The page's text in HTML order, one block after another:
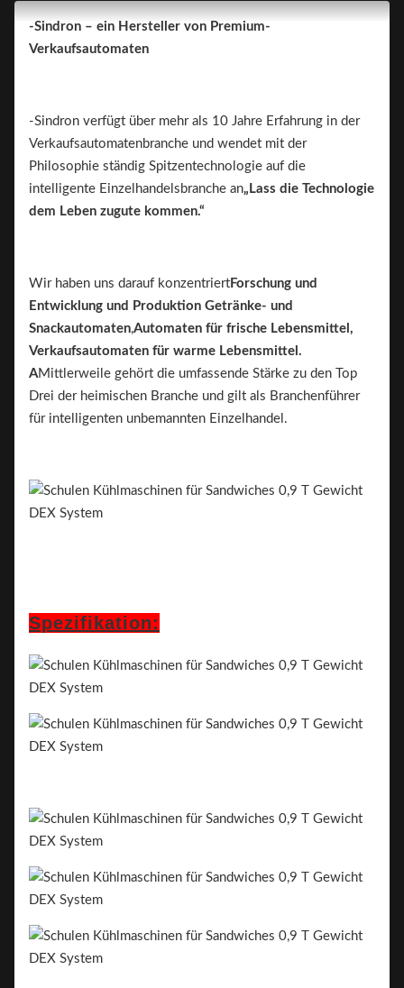
-Sindron – ein Hersteller von Premium-
Verkaufsautomaten
-Sindron verfügt über mehr als 10 Jahre Erfahrung in der
Verkaufsautomatenbranche und wendet mit der
Philosophie ständig Spitzentechnologie auf die
intelligente Einzelhandelsbranche an„Lass die Technologie
dem Leben zugute kommen.“
Wir haben uns darauf konzentriert Forschung und
Entwicklung und Produktion Getränke- und
Snackautomaten,Automaten für frische Lebensmittel,
Verkaufsautomaten für warme Lebensmittel.
AMittlerweile gehört die umfassende Stärke zu den Top
Drei der heimischen Branche und gilt als Branchenführer
für intelligenten unbemannten Einzelhandel.
Spezifikation: